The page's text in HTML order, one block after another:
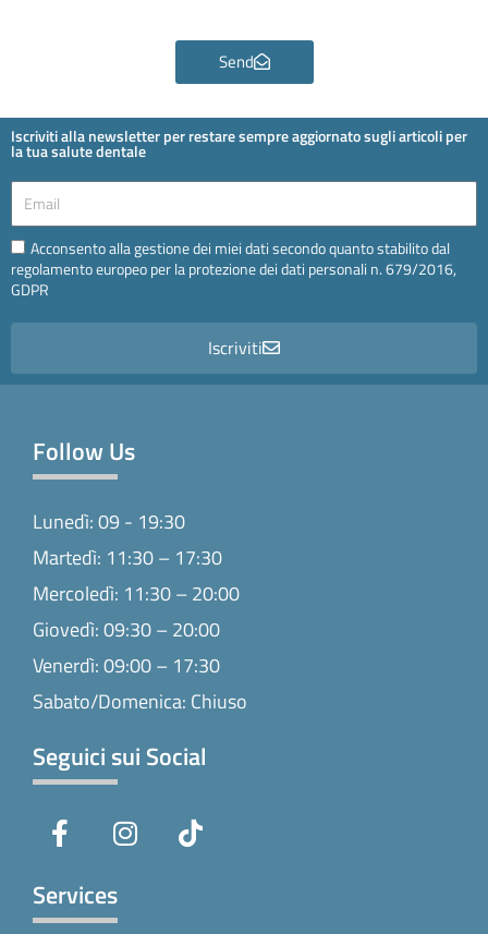
Send
Iscriviti alla newsletter per restare sempre aggiornato sugli articoli per
la tua salute dentale
Email
Email
Acconsento alla gestione dei miei dati secondo quanto stabilito dal
regolamento europeo per la protezione dei dati personali n. 679/2016,
GDPR
Iscriviti
Follow Us
Lunedì: 09 - 19:30
Martedì: 11:30 – 17:30
Mercoledì: 11:30 – 20:00
Giovedì: 09:30 – 20:00
Venerdì: 09:00 – 17:30
Sabato/Domenica: Chiuso
Seguici sui Social
a
e
b
n
i
Services